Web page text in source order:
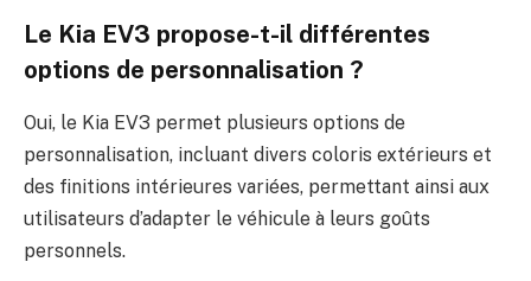
Le Kia EV3 propose-t-il différentes
options de personnalisation ?
Oui, le Kia EV3 permet plusieurs options de
personnalisation, incluant divers coloris extérieurs et
des finitions intérieures variées, permettant ainsi aux
utilisateurs d’adapter le véhicule à leurs goûts
personnels.